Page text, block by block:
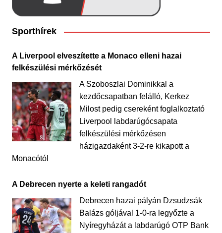
Sporthírek
A Liverpool elveszítette a Monaco elleni hazai
felkészülési mérkőzését
A Szoboszlai Dominikkal a
kezdőcsapatban felálló, Kerkez
Milost pedig csereként foglalkoztató
Liverpool labdarúgócsapata
felkészülési mérkőzésen
házigazdaként 3-2-re kikapott a
Monacótól
A Debrecen nyerte a keleti rangadót
Debrecen hazai pályán Dzsudzsák
Balázs góljával 1-0-ra legyőzte a
Nyíregyházát a labdarúgó OTP Bank